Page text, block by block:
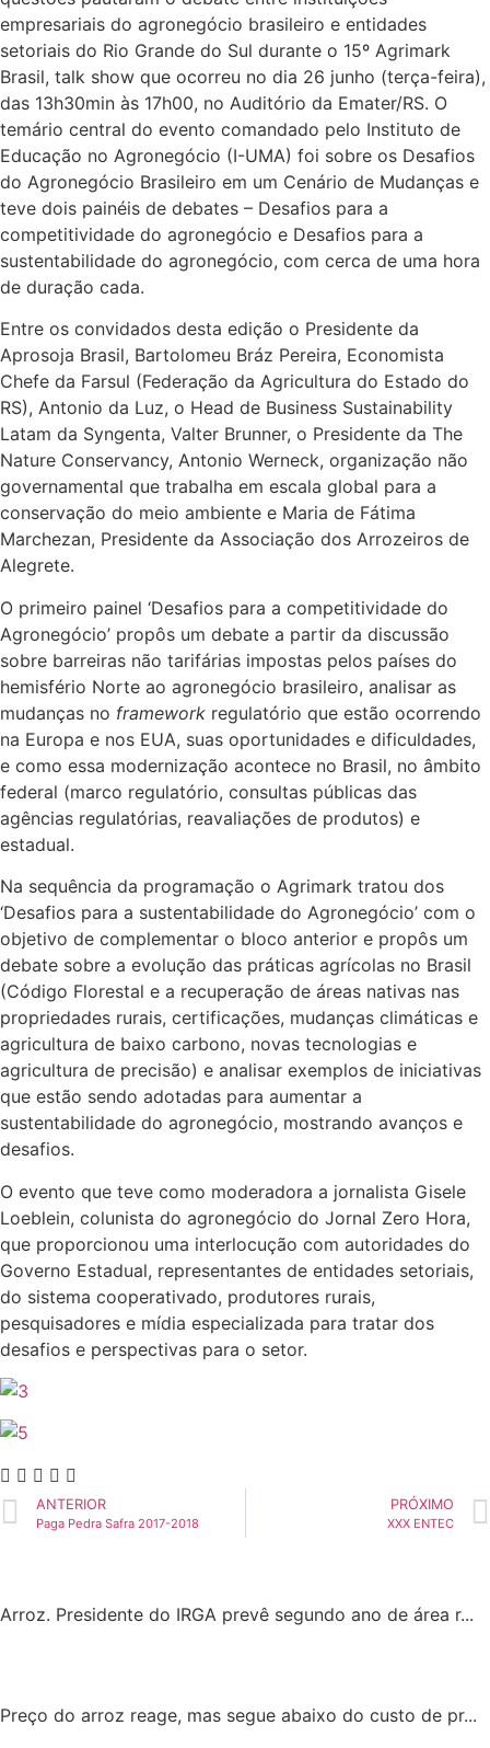
empresariais do agronegócio brasileiro e entidades
setoriais do Rio Grande do Sul durante o 15º Agrimark
Brasil, talk show que ocorreu no dia 26 junho (terça-feira),
das 13h30min às 17h00, no Auditório da Emater/RS. O
temário central do evento comandado pelo Instituto de
Educação no Agronegócio (I-UMA) foi sobre os Desafios
do Agronegócio Brasileiro em um Cenário de Mudanças e
teve dois painéis de debates – Desafios para a
competitividade do agronegócio e Desafios para a
sustentabilidade do agronegócio, com cerca de uma hora
de duração cada.
Entre os convidados desta edição o Presidente da
Aprosoja Brasil, Bartolomeu Bráz Pereira, Economista
Chefe da Farsul (Federação da Agricultura do Estado do
RS), Antonio da Luz, o Head de Business Sustainability
Latam da Syngenta, Valter Brunner, o Presidente da The
Nature Conservancy, Antonio Werneck, organização não
governamental que trabalha em escala global para a
conservação do meio ambiente e Maria de Fátima
Marchezan, Presidente da Associação dos Arrozeiros de
Alegrete.
O primeiro painel ‘Desafios para a competitividade do
Agronegócio’ propôs um debate a partir da discussão
sobre barreiras não tarifárias impostas pelos países do
hemisfério Norte ao agronegócio brasileiro, analisar as
mudanças no framework regulatório que estão ocorrendo
na Europa e nos EUA, suas oportunidades e dificuldades,
e como essa modernização acontece no Brasil, no âmbito
federal (marco regulatório, consultas públicas das
agências regulatórias, reavaliações de produtos) e
estadual.
Na sequência da programação o Agrimark tratou dos
‘Desafios para a sustentabilidade do Agronegócio’ com o
objetivo de complementar o bloco anterior e propôs um
debate sobre a evolução das práticas agrícolas no Brasil
(Código Florestal e a recuperação de áreas nativas nas
propriedades rurais, certificações, mudanças climáticas e
agricultura de baixo carbono, novas tecnologias e
agricultura de precisão) e analisar exemplos de iniciativas
que estão sendo adotadas para aumentar a
sustentabilidade do agronegócio, mostrando avanços e
desafios.
O evento que teve como moderadora a jornalista Gisele
Loeblein, colunista do agronegócio do Jornal Zero Hora,
que proporcionou uma interlocução com autoridades do
Governo Estadual, representantes de entidades setoriais,
do sistema cooperativado, produtores rurais,
pesquisadores e mídia especializada para tratar dos
desafios e perspectivas para o setor.
ANTERIOR
Paga Pedra Safra 2017-2018
PRÓXIMO
XXX ENTEC
Arroz. Presidente do IRGA prevê segundo ano de área r...
Preço do arroz reage, mas segue abaixo do custo de pr...